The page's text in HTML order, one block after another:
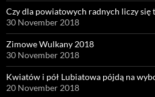
Czy dla powiatowych radnych liczy się
30 November 2018
Zimowe Wulkany 2018
30 November 2018
Kwiatów i pół Lubiatowa pójdą na
20 November 2018